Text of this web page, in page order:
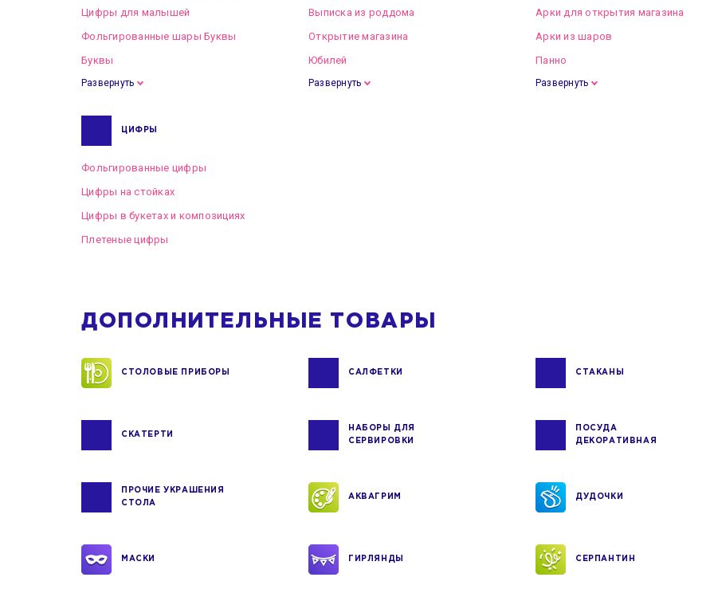
Цифры для малышей
Фольгированные шары Буквы
Буквы
Развернуть
Выписка из роддома
Открытие магазина
Юбилей
Развернуть
Арки для открытия магазина
Арки из шаров
Панно
Развернуть
ЦИФРЫ
Фольгированные цифры
Цифры на стойках
Цифры в букетах и композициях
Плетеные цифры
ДОПОЛНИТЕЛЬНЫЕ ТОВАРЫ
СТОЛОВЫЕ ПРИБОРЫ САЛФЕТКИ СТАКАНЫ
СКАТЕРТИ
НАБОРЫ ДЛЯ
СЕРВИРОВКИ
ПОСУДА
ДЕКОРАТИВНАЯ
ПРОЧИЕ УКРАШЕНИЯ
СТОЛА
АКВАГРИМ ДУДОЧКИ
МАСКИ ГИРЛЯНДЫ СЕРПАНТИН